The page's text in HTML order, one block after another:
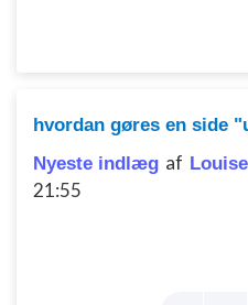
hvordan gøres en side
Nyeste indlæg af Louise
21:55